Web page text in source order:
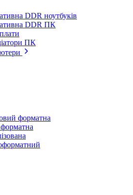
DDR ноутбуків
DDR ПК
ПК
форматна